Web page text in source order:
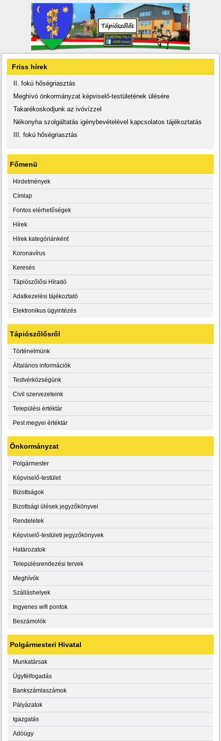
Friss hírek
II. fokú hőségriasztás
Meghívó önkormányzat képviselő-testületének ülésére
Takarékoskodjunk az ivóvízzel
Nékonyha szolgáltatás igénybevételével kapcsolatos tájékoztatás
III. fokú hőségriasztás
Főmenü
Hirdetmények
Címlap
Fontos elérhetőségek
Hírek
Hírek kategóriánként
Koronavírus
Keresés
Tápiószőlősi Híradó
Adatkezelési tájékoztató
Elektronikus ügyintézés
Tápiószőlősről
Történelmünk
Általános információk
Testvérközségünk
Civil szervezeteink
Települési értéktár
Pest megyei értéktár
Önkormányzat
Polgármester
Képviselő-testület
Bizottságok
Bizottsági ülések jegyzőkönyvei
Rendeletek
Képviselő-testületi jegyzőkönyvek
Határozatok
Településrendezési tervek
Meghívók
Szálláshelyek
Ingyenes wifi pontok
Beszámolók
Polgármesteri Hivatal
Munkatársak
Ügyfélfogadás
Bankszámlaszámok
Pályázatok
Igazgatás
Adóügy